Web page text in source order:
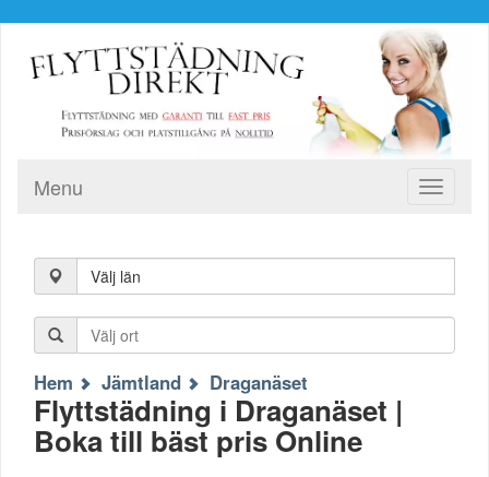
Toggle
Menu
Välj län
Hem Jämtland Draganäset
Flyttstädning i Draganäset |
Boka till bäst pris Online